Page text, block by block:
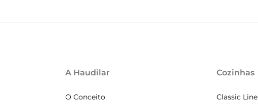
A Haudilar
O Conceito
Cozinhas
Classic Line